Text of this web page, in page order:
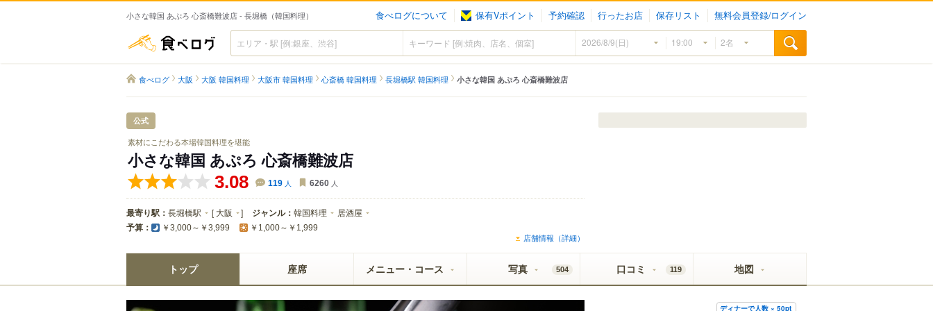
小さな韓国 あぷろ 心斎橋難波店 - 長堀橋（韓国料理） 食べログについて 保有Vポイント 予約確認 行ったお店 保存リスト 無料会員登録/ログイン
食べログ
食べログ 大阪 大阪 韓国料理 大阪市 韓国料理 心斎橋 韓国料理 長堀橋駅 韓国料理 小さな韓国 あぷろ 心斎橋難波店
公式
素材にこだわる本場韓国料理を堪能
小さな韓国 あぷろ 心斎橋難波店
3.08 119 人 6260 人
最寄り駅： 長堀橋駅 [ 大阪 ] ジャンル： 韓国料理 居酒屋
予算： ￥3,000～￥3,999 ￥1,000～￥1,999
店舗情報（詳細）
トップ 座席 メニュー・コース 写真 504 口コミ 119 地図
ディナーで人数 × 50pt